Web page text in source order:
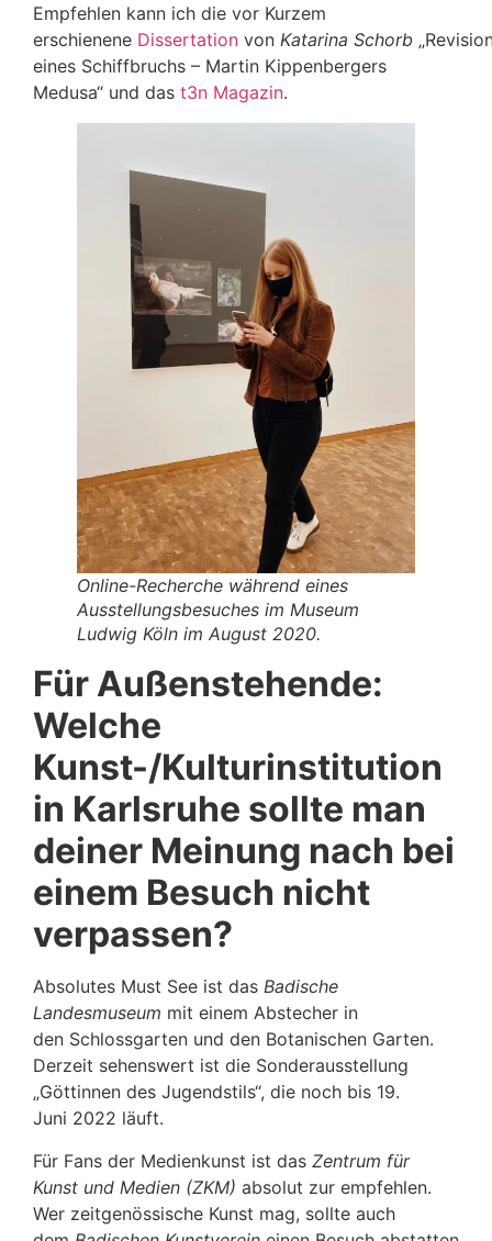
Empfehlen kann ich die vor Kurzem
erschienene Dissertation von Katarina Schorb
eines Schiffbruchs – Martin Kippenbergers
Medusa“ und das t3n Magazin.
Online-Recherche während eines
Ausstellungsbesuches im Museum
Ludwig Köln im August 2020.
Für Außenstehende:
Welche
Kunst-/Kulturinstitution
in Karlsruhe sollte man
deiner Meinung nach bei
einem Besuch nicht
verpassen?
Absolutes Must See ist das Badische
Landesmuseum mit einem Abstecher in
den Schlossgarten und den Botanischen Garten.
Derzeit sehenswert ist die Sonderausstellung
„Göttinnen des Jugendstils“, die noch bis 19.
Juni 2022 läuft.
Für Fans der Medienkunst ist das Zentrum für
Kunst und Medien (ZKM) absolut zur empfehlen.
Wer zeitgenössische Kunst mag, sollte auch